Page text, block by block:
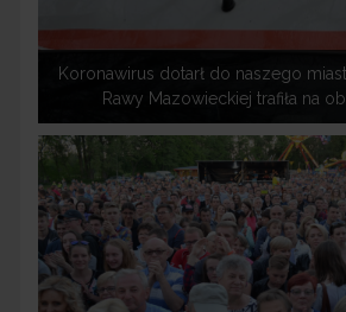
Koronawirus dotarł do naszego
Rawy Mazowieckiej trafiła na